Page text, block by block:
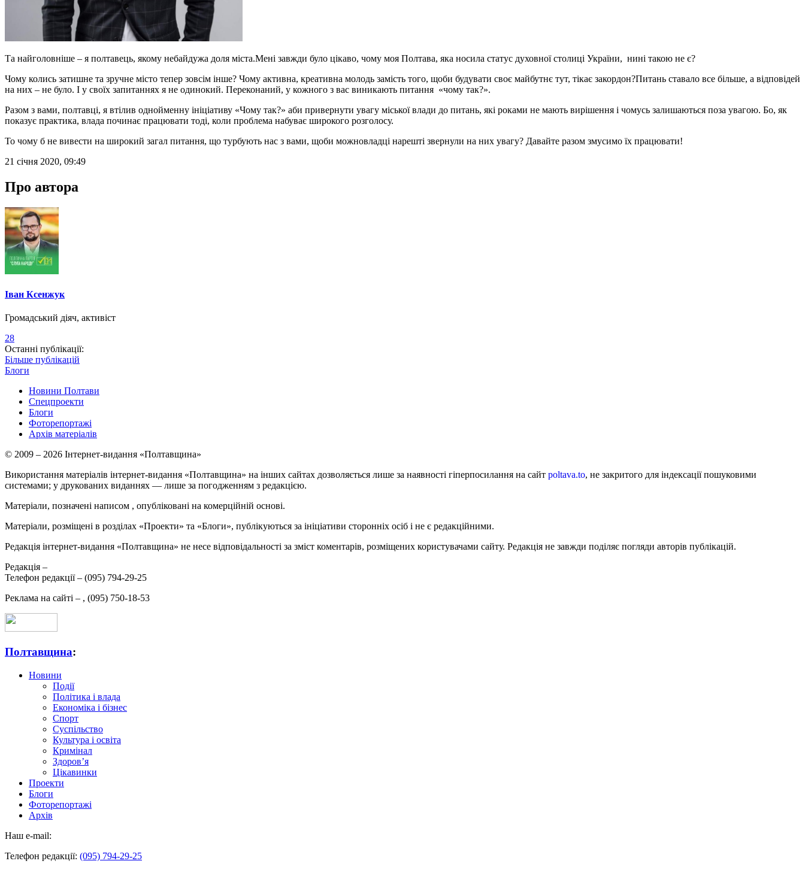
Та найголовніше – я полтавець, якому небайдужа доля міста.Мені завжди було цікаво, чому моя Полтава, яка носила статус духовної столиці України, нині такою не є?
Чому колись затишне та зручне місто тепер зовсім інше? Чому активна, креативна молодь замість того, щоби будувати своє майбутнє тут, тікає закордон?Питань ставало все більше, а відповідей
на них – не було. І у своїх запитаннях я не одинокий. Переконаний, у кожного з вас виникають питання «чому так?».
Разом з вами, полтавці, я втілив однойменну ініціативу «Чому так?» аби привернути увагу міської влади до питань, які роками не мають вирішення і чомусь залишаються поза увагою. Бо, як
показує практика, влада починає працювати тоді, коли проблема набуває широкого розголосу.
То чому б не вивести на широкий загал питання, що турбують нас з вами, щоби можновладці нарешті звернули на них увагу? Давайте разом змусимо їх працювати!
21 січня 2020, 09:49
Про автора
Іван Ксенжук
Громадський діяч, активіст
28
Останні публікації:
Більше публікацій
Блоги
Новини Полтави
Спецпроекти
Блоги
Фоторепортажі
Архів матеріалів
© 2009 – 2026 Інтернет-видання «Полтавщина»
Використання матеріалів інтернет-видання «Полтавщина» на інших сайтах дозволяється лише за наявності гіперпосилання на сайт poltava.to, не закритого для індексації пошуковими
системами; у друкованих виданнях — лише за погодженням з редакцією.
Матеріали, позначені написом , опубліковані на комерційній основі.
Матеріали, розміщені в розділах «Проекти» та «Блоги», публікуються за ініціативи сторонніх осіб і не є редакційними.
Редакція інтернет-видання «Полтавщина» не несе відповідальності за зміст коментарів, розміщених користувачами сайту. Редакція не завжди поділяє погляди авторів публікацій.
Редакція –
Телефон редакції – (095) 794-29-25
Реклама на сайті – , (095) 750-18-53
Полтавщина:
Новини
Події
Політика і влада
Економіка і бізнес
Спорт
Суспільство
Культура і освіта
Кримінал
Здоров’я
Цікавинки
Проекти
Блоги
Фоторепортажі
Архів
Наш e-mail:
Телефон редакції: (095) 794-29-25